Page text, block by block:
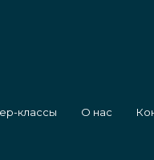
классы О нас
8